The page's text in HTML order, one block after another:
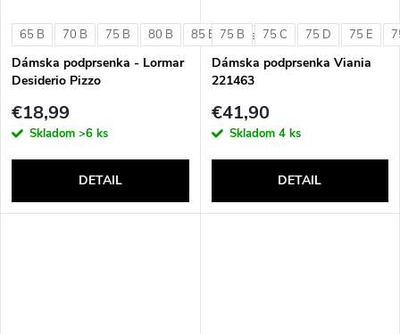
65 B 70 B 75 B 80 B 85 B + ďalšie
Dámska podprsenka - Lormar
Desiderio Pizzo
€18,99
Skladom >6 ks
DETAIL
75 B 75 C 75 D 75 E
Dámska podprsenka Viania
221463
€41,90
Skladom 4 ks
DETAIL